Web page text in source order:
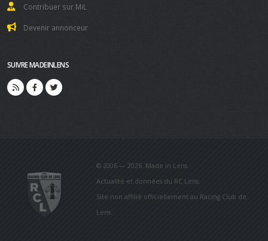
Contribuer sur MiL
Devenir annonceur
SUIVRE MADEINLENS
© 2006 — 2026. Made in Lens.
Actualité et données du RC Lens.
Site non affilié officiellement au Racing Club de
Lens.